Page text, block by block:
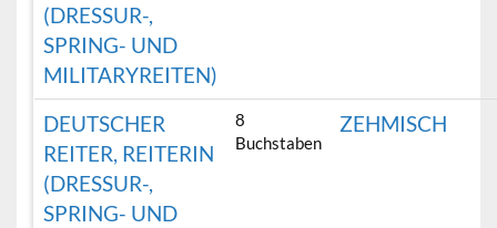
(DRESSUR-,
SPRING- UND
MILITARYREITEN)
DEUTSCHER
REITER, REITERIN
(DRESSUR-,
SPRING- UND
8
Buchstaben
ZEHMISCH